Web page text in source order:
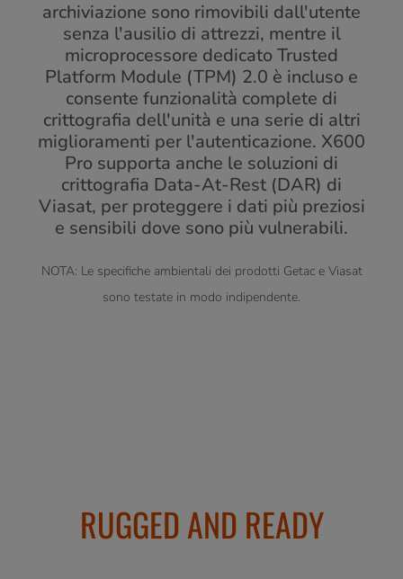
archiviazione sono rimovibili dall'utente
senza l'ausilio di attrezzi, mentre il
microprocessore dedicato Trusted
Platform Module (TPM) 2.0 è incluso e
consente funzionalità complete di
crittografia dell'unità e una serie di altri
miglioramenti per l'autenticazione. X600
Pro supporta anche le soluzioni di
crittografia Data-At-Rest (DAR) di
Viasat, per proteggere i dati più preziosi
e sensibili dove sono più vulnerabili.
NOTA: Le specifiche ambientali dei prodotti Getac e Viasat
sono testate in modo indipendente.
RUGGED AND READY